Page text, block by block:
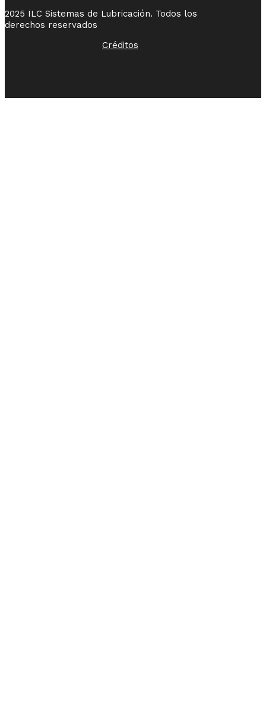
2025 ILC Sistemas de Lubricación. Todos los
derechos reservados
Créditos